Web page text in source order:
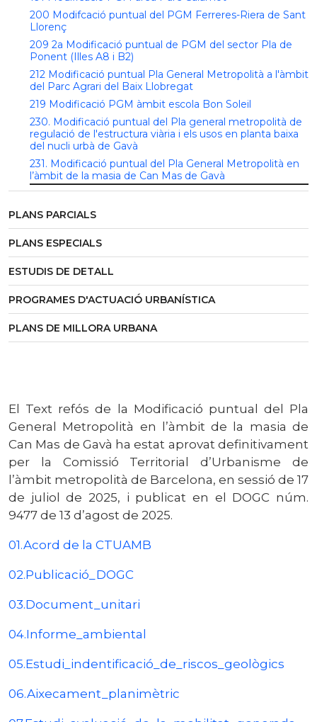
200 Modifcació puntual del PGM Ferreres-Riera de Sant
Llorenç
209 2a Modificació puntual de PGM del sector Pla de
Ponent (Illes A8 i B2)
212 Modificació puntual Pla General Metropolità a l'àmbit
del Parc Agrari del Baix Llobregat
219 Modificació PGM àmbit escola Bon Soleil
230. Modificació puntual del Pla general metropolità de
regulació de l'estructura viària i els usos en planta baixa
del nucli urbà de Gavà
231. Modificació puntual del Pla General Metropolità en
l’àmbit de la masia de Can Mas de Gavà
PLANS PARCIALS
PLANS ESPECIALS
ESTUDIS DE DETALL
PROGRAMES D'ACTUACIÓ URBANÍSTICA
PLANS DE MILLORA URBANA
El Text refós de la Modificació puntual del Pla
General Metropolità en l’àmbit de la masia de
Can Mas de Gavà ha estat aprovat definitivament
per la Comissió Territorial d’Urbanisme de
l’àmbit metropolità de Barcelona, en sessió de 17
de juliol de 2025, i publicat en el DOGC núm.
9477 de 13 d’agost de 2025.
01.Acord de la CTUAMB
02.Publicació_DOGC
03.Document_unitari
04.Informe_ambiental
05.Estudi_indentificació_de_riscos_geològics
06.Aixecament_planimètric